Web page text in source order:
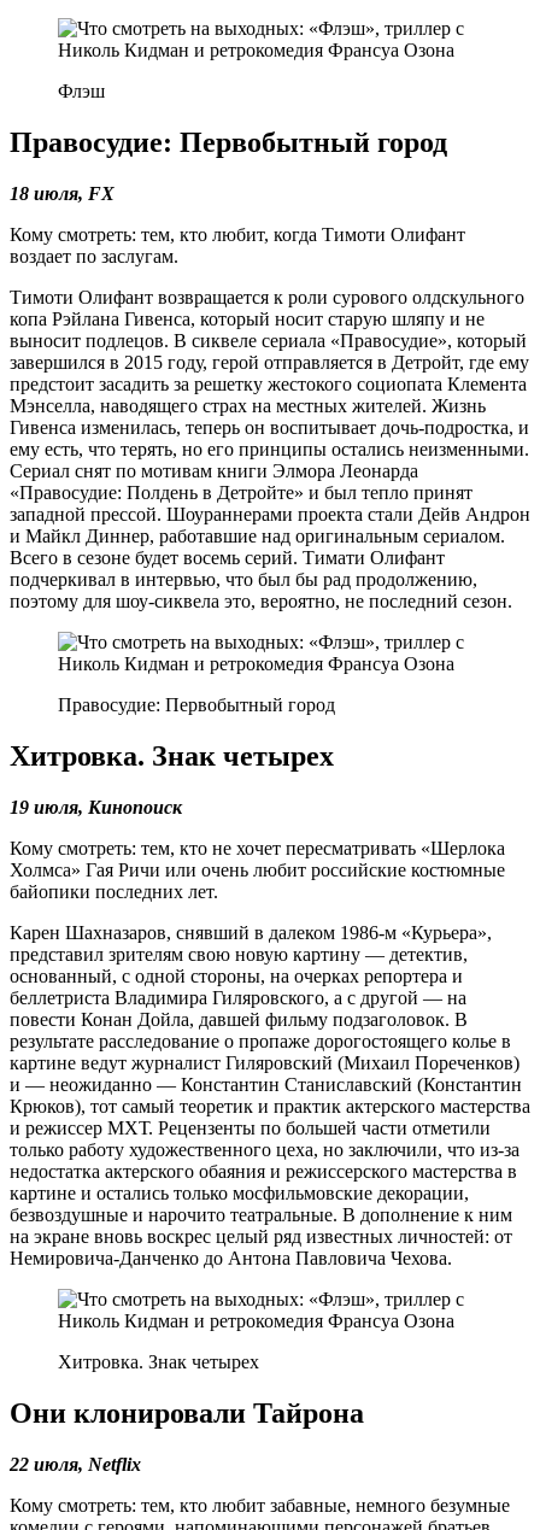
Флэш
Правосудие: Первобытный город
18 июля, FX
Кому смотреть: тем, кто любит, когда Тимоти Олифант
воздает по заслугам.
Тимоти Олифант возвращается к роли сурового олдскульного
копа Рэйлана Гивенса, который носит старую шляпу и не
выносит подлецов. В сиквеле сериала «Правосудие», который
завершился в 2015 году, герой отправляется в Детройт, где ему
предстоит засадить за решетку жестокого социопата Клемента
Мэнселла, наводящего страх на местных жителей. Жизнь
Гивенса изменилась, теперь он воспитывает дочь-подростка, и
ему есть, что терять, но его принципы остались неизменными.
Сериал снят по мотивам книги Элмора Леонарда
«Правосудие: Полдень в Детройте» и был тепло принят
западной прессой. Шоураннерами проекта стали Дейв Андрон
и Майкл Диннер, работавшие над оригинальным сериалом.
Всего в сезоне будет восемь серий. Тимати Олифант
подчеркивал в интервью, что был бы рад продолжению,
поэтому для шоу-сиквела это, вероятно, не последний сезон.
Правосудие: Первобытный город
Хитровка. Знак четырех
19 июля, Кинопоиск
Кому смотреть: тем, кто не хочет пересматривать «Шерлока
Холмса» Гая Ричи или очень любит российские костюмные
байопики последних лет.
Карен Шахназаров, снявший в далеком 1986-м «Курьера»,
представил зрителям свою новую картину — детектив,
основанный, с одной стороны, на очерках репортера и
беллетриста Владимира Гиляровского, а с другой — на
повести Конан Дойла, давшей фильму подзаголовок. В
результате расследование о пропаже дорогостоящего колье в
картине ведут журналист Гиляровский (Михаил Пореченков)
и — неожиданно — Константин Станиславский (Константин
Крюков), тот самый теоретик и практик актерского мастерства
и режиссер МХТ. Рецензенты по большей части отметили
только работу художественного цеха, но заключили, что из-за
недостатка актерского обаяния и режиссерского мастерства в
картине и остались только мосфильмовские декорации,
безвоздушные и нарочито театральные. В дополнение к ним
на экране вновь воскрес целый ряд известных личностей: от
Немировича-Данченко до Антона Павловича Чехова.
Хитровка. Знак четырех
Они клонировали Тайрона
22 июля, Netflix
Кому смотреть: тем, кто любит забавные, немного безумные